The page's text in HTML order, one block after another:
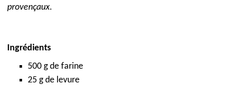
provençaux.
Ingrédients
500 g de farine
25 g de levure